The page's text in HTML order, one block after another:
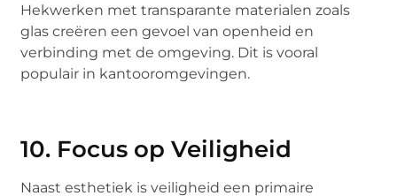
Hekwerken met transparante materialen zoals
glas creëren een gevoel van openheid en
verbinding met de omgeving. Dit is vooral
populair in kantooromgevingen.
10. Focus op Veiligheid
Naast esthetiek is veiligheid een primaire